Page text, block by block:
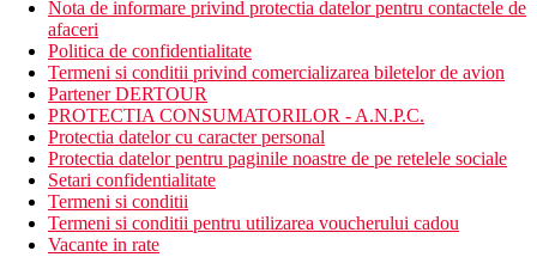
Descrierea hotelului
hol de intrare cu receptie
lobby
WiFi (gratuit in zonele comune)
restaurantul principal
3 restaurante a la carte (italian, fripturi, peste)
4 baruri
6 piscine exterioare pentru adulti (sezlonguri, umbrele si
prosoape gratuite)
2 piscine pentru copii
Nota de informare privind protectia datelor pentru contactele de
afaceri
Politica de confidentialitate
Termeni si conditii privind comercializarea biletelor de avion
Partener DERTOUR
PROTECTIA CONSUMATORILOR - A.N.P.C.
Protectia datelor cu caracter personal
Protectia datelor pentru paginile noastre de pe retelele sociale
Setari confidentialitate
Termeni si conditii
Termeni si conditii pentru utilizarea voucherului cadou
Vacante in rate